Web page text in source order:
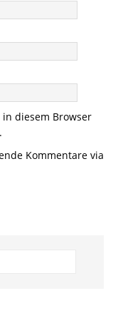
diesem Browser
Kommentare via